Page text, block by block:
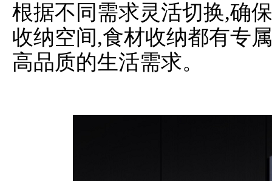
根据不同需求灵活切换,确
收纳空间,食材收纳都有专
高品质的生活需求。